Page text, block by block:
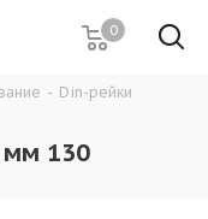
0
- Din-рейки
мм 130